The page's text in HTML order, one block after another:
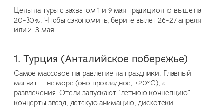
Цены на туры с захватом 1 и 9 мая традиционно выше на
20-30%. Чтобы сэкономить, берите вылет 26-27 апреля
или 2-3 мая.
1. Турция (Анталийское побережье)
Самое массовое направление на праздники. Главный
магнит — не море (оно прохладное, +20°C), а
развлечения. Отели запускают "летнюю концепцию":
концерты звезд, детскую анимацию, дискотеки.